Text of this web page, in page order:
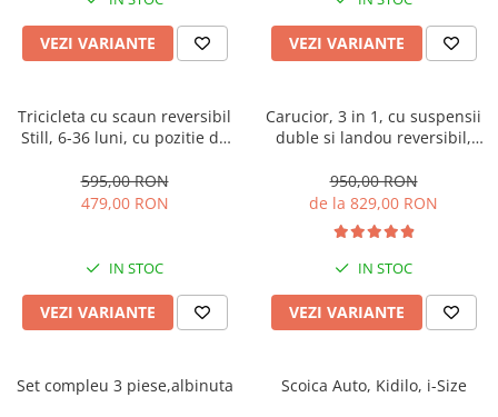
Bluze, pieptarase, mentite
Ciorapi
Pantaloni de exterior
Bluze si pulovere
Hainute bumbac organic
Bluze, pieptarase, mentite
Pantaloni de exterior
Bluze si pulovere
Babetele
Cos depozitare jucarii
Jocuri educative si de societate
Mingii
Jucarii gonflabile
Jucarii de nisip
Trotinete si biciclete
Carucioare papusi
Incaltaminte de panza
VEZI VARIANTE VEZI VARIANTE
Tricicleta cu scaun reversibil
Still, 6-36 luni, cu pozitie de
cu lumini si muzica, SL07
595,00 RON
479,00 RON
IN STOC
VEZI VARIANTE
Carucior, 3 in 1, cu suspensii
duble si landou reversibil,
luni - 3 ani, Original L-Sun
950,00 RON
de la 829,00 RON
IN STOC
VEZI VARIANTE
Set compleu 3 piese,albinuta Scoica Auto, Kidilo, i-Size